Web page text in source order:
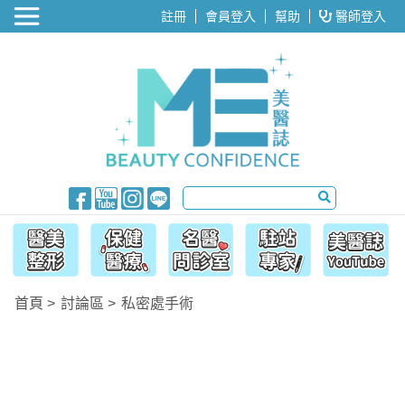
醫美整形 註冊 會員登入 幫助 醫師登入
首頁 討論區 私密處手術